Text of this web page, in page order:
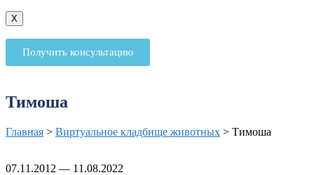
X
Получить консультацию
Тимоша
Главная > Виртуальное кладбище животных > Тимоша
07.11.2012 — 11.08.2022